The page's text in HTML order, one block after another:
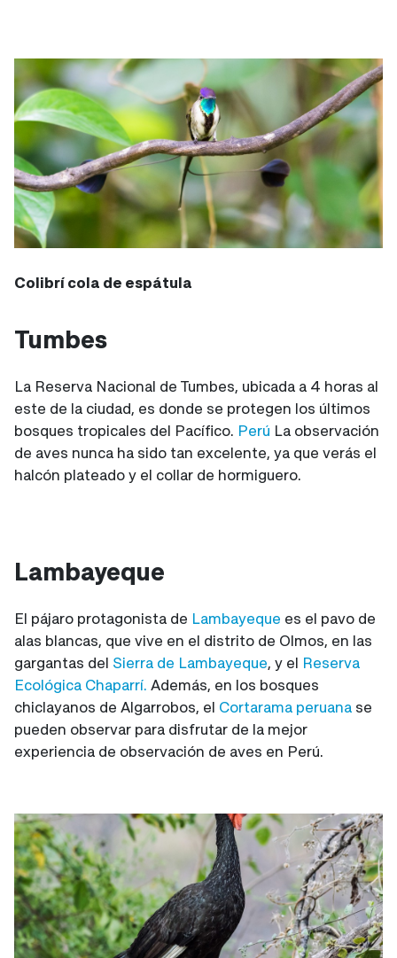
Colibrí cola de espátula
Tumbes
La Reserva Nacional de Tumbes, ubicada a 4 horas al
este de la ciudad, es donde se protegen los últimos
bosques tropicales del Pacífico. Perú La observación
de aves nunca ha sido tan excelente, ya que verás el
halcón plateado y el collar de hormiguero.
Lambayeque
El pájaro protagonista de Lambayeque es el pavo de
alas blancas, que vive en el distrito de Olmos, en las
gargantas del Sierra de Lambayeque, y el Reserva
Ecológica Chaparrí. Además, en los bosques
chiclayanos de Algarrobos, el Cortarama peruana se
pueden observar para disfrutar de la mejor
experiencia de observación de aves en Perú.